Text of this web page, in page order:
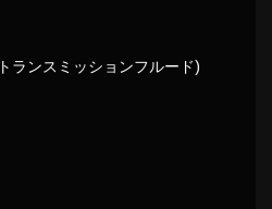
ランスミッションフルード)